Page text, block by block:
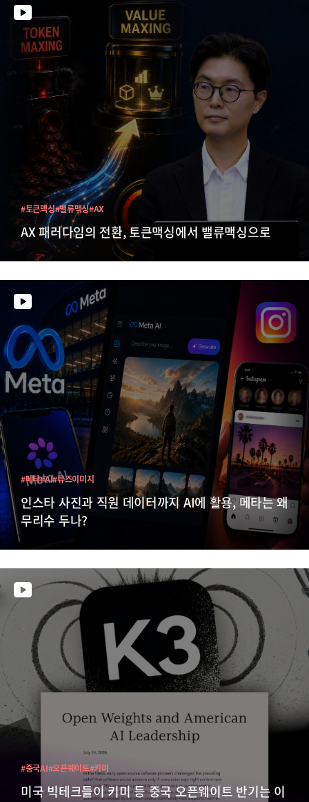
AX 패러다임의 전환, 토큰맥싱에서 밸류맥싱으로
#토큰맥싱#밸류맥싱#AX
인스타 사진과 직원 데이터까지 AI에 활용, 메타는 왜
무리수 두나?
#메타#AI#뮤즈이미지
미국 빅테크들이 키미 등 중국 오픈웨이트 반기는 이
#중국AI#오픈웨이트#키미